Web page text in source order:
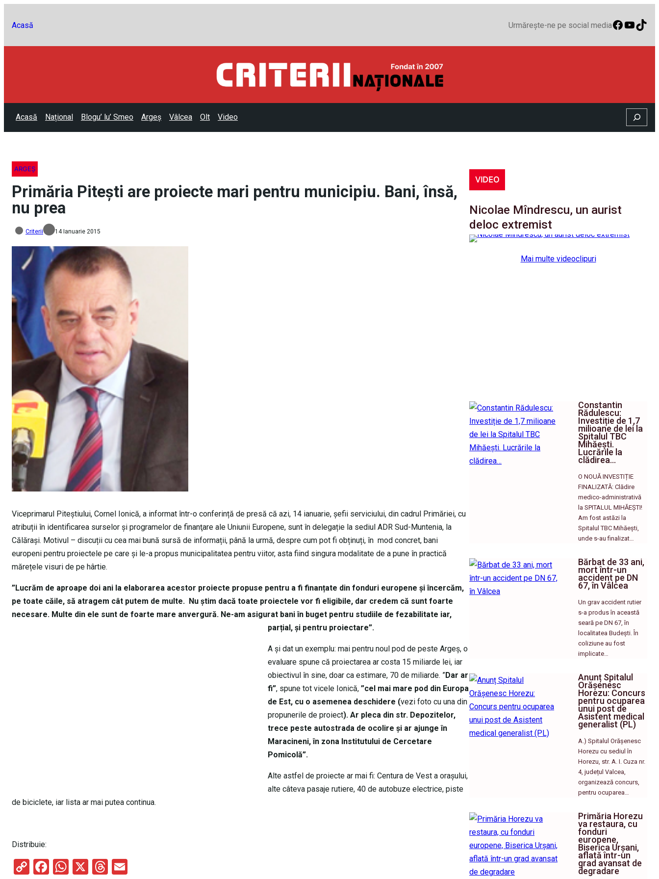
Acasă Urmărește-ne pe social media
Acasă Național Blogu’ lu’ Smeo Argeș Vâlcea Olt Video Search
ARGEȘ
Primăria Pitești are proiecte mari pentru municipiu. Bani, însă,
nu prea
Criterii 14 Ianuarie 2015
Viceprimarul Piteștiului, Cornel Ionică, a informat într-o conferință de presă că azi, 14 ianuarie, șefii serviciului, din cadrul Primăriei, cu
atribuții în identificarea surselor şi programelor de finanţare ale Uniunii Europene, sunt în delegație la sediul ADR Sud-Muntenia, la
Călărași. Motivul – discuții cu cea mai bună sursă de informații, până la urmă, despre cum pot fi obținuți, în mod concret, bani
europeni pentru proiectele pe care și le-a propus municipalitatea pentru viitor, asta fiind singura modalitate de a pune în practică
mărețele visuri de pe hârtie.
”Lucrăm de aproape doi ani la elaborarea acestor proiecte propuse pentru a fi finanțate din fonduri europene și încercăm,
pe toate căile, să atragem cât putem de multe. Nu știm dacă toate proiectele vor fi eligibile, dar credem că sunt foarte
necesare. Multe din ele sunt de foarte mare anvergură. Ne-am asigurat bani în buget pentru studiile de fezabilitate iar,
parțial, și pentru proiectare”.
A și dat un exemplu: mai pentru noul pod de peste Argeș, o
evaluare spune că proiectarea ar costa 15 miliarde lei, iar
obiectivul în sine, doar ca estimare, 70 de miliarde. ”Dar ar
fi”, spune tot vicele Ionică, ”cel mai mare pod din Europa
de Est, cu o asemenea deschidere (vezi foto cu una din
propunerile de proiect). Ar pleca din str. Depozitelor,
trece peste autostrada de ocolire și ar ajunge în
Maracineni, în zona Institutului de Cercetare
Pomicolă”.
Alte astfel de proiecte ar mai fi: Centura de Vest a orașului,
alte câteva pasaje rutiere, 40 de autobuze electrice, piste
de biciclete, iar lista ar mai putea continua.
Distribuie:
C
F
W X
T
VIDEO
Nicolae Mîndrescu, un aurist
deloc extremist
Mai multe videoclipuri
Constantin
Rădulescu:
Investiție de 1,7
milioane de lei la
Spitalul TBC
Mihăești.
Lucrările la
clădirea…
O NOUĂ INVESTIȚIE
FINALIZATĂ: Clădire
medico-administrativă
la SPITALUL MIHĂEȘTI! ​
Am fost astăzi la
Spitalul TBC Mihăești,
unde s-au finalizat…
Bărbat de 33 ani,
mort într-un
accident pe DN
67, în Vâlcea
Un grav accident rutier
s-a produs în această
seară pe DN 67, în
localitatea Budești. În
coliziune au fost
implicate…
Anunț Spitalul
Orășenesc
Horezu: Concurs
pentru ocuparea
unui post de
Asistent medical
generalist (PL)
A.) Spitalul Orășenesc
Horezu cu sediul în
Horezu, str. A. I. Cuza nr.
4, județul Valcea,
organizează concurs,
pentru ocuparea…
Primăria Horezu
va restaura, cu
fonduri
europene,
Biserica Urșani,
aflată într-un
grad avansat de
degradare